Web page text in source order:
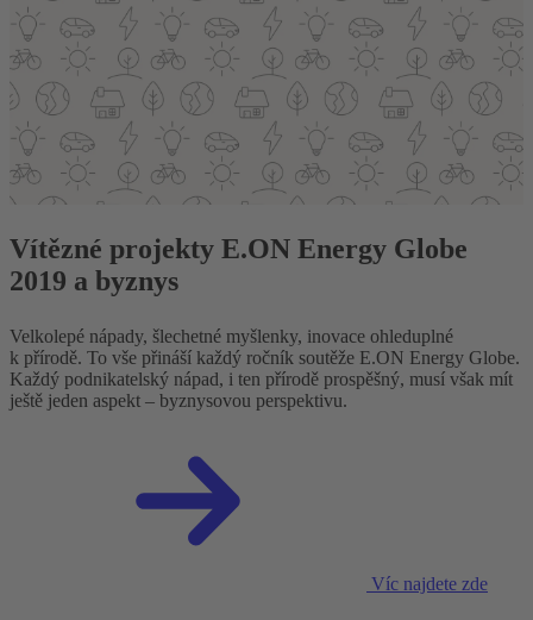
Vítězné projekty E.ON Energy Globe
2019 a byznys
Velkolepé nápady, šlechetné myšlenky, inovace ohleduplné
k přírodě. To vše přináší každý ročník soutěže E.ON Energy Globe.
Každý podnikatelský nápad, i ten přírodě prospěšný, musí však mít
ještě jeden aspekt – byznysovou perspektivu.
Víc najdete zde